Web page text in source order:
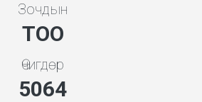
Зочдын
ТОО
Өчигдөр
5453